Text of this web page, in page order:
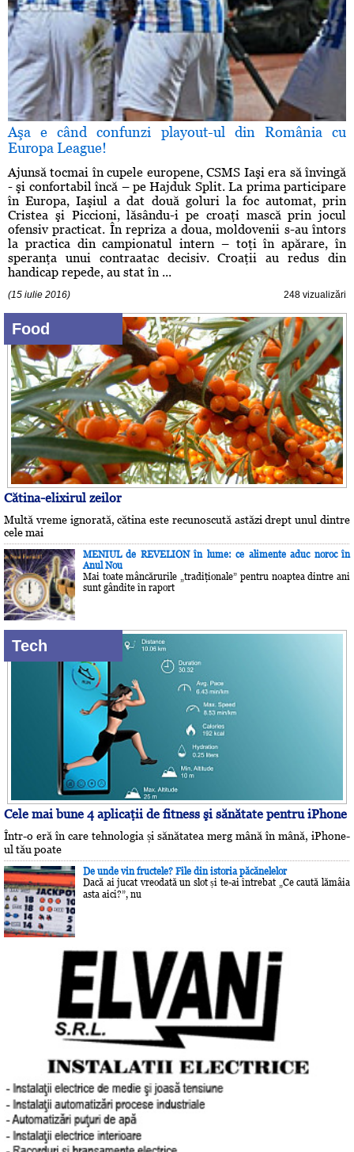
Aşa e când confunzi playout-ul din România cu
Europa League!
Ajunsă tocmai în cupele europene, CSMS Iaşi era să învingă
- şi confortabil încă – pe Hajduk Split. La prima participare
în Europa, Iaşiul a dat două goluri la foc automat, prin
Cristea şi Piccioni, lăsându-i pe croaţi mască prin jocul
ofensiv practicat. În repriza a doua, moldovenii s-au întors
la practica din campionatul intern – toţi în apărare, în
speranţa unui contraatac decisiv. Croaţii au redus din
handicap repede, au stat în ...
(15 iulie 2016) 248 vizualizări
Food
Cătina-elixirul zeilor
Multă vreme ignorată, cătina este recunoscută astăzi drept unul dintre
cele mai
MENIUL de REVELION în lume: ce alimente aduc noroc în
Anul Nou
Mai toate mâncărurile „tradiţionale” pentru noaptea dintre ani
sunt gândite în raport
Tech
Cele mai bune 4 aplicaţii de fitness şi sănătate pentru iPhone
Într-o eră în care tehnologia și sănătatea merg mână în mână, iPhone-
ul tău poate
De unde vin fructele? File din istoria păcănelelor
Dacă ai jucat vreodată un slot și te-ai întrebat „Ce caută lămâia
asta aici?”, nu